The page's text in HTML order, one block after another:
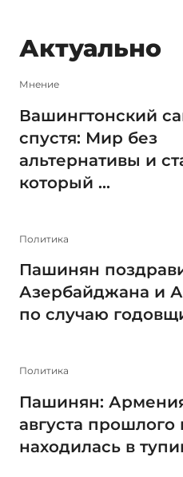
Актуально
Мнение
Вашингтонский
спустя: Мир без
альтернативы и
который ...
Политика
Пашинян
Азербайджана и
по случаю
Политика
Пашинян:
августа прошлого
находилась в